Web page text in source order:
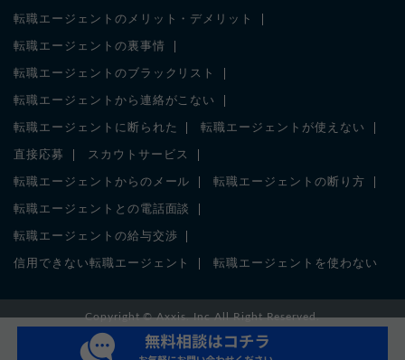
転職エージェントのメリット・デメリット
転職エージェントの裏事情
転職エージェントのブラックリスト
転職エージェントから連絡がこない
転職エージェントに断られた 転職エージェントが使えない
直接応募 スカウトサービス
転職エージェントからのメール 転職エージェントの断り方
転職エージェントとの電話面談
転職エージェントの給与交渉
信用できない転職エージェント 転職エージェントを使わない
Copyright ©Axxis. IncAll Right Reserved.
厚生労働大臣許可番号 13-ユ-305674
特定募集情報等提供事業 51-募-001013